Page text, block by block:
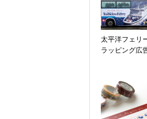
太平洋フェ
ラッピング広